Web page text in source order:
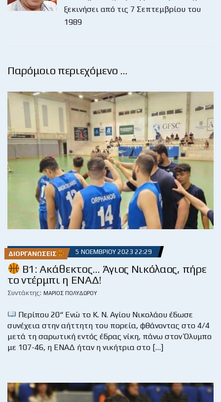
ξεκινήσει από τις 7 Σεπτεμβρίου του
1989
Παρόμοιο περιεχόμενο …
ΔΙΟΡΓΑΝΏΣΕΙΣ 5 ΝΟΕΜΒΡΊΟΥ 2023 22:29
B1: Ακάθεκτος… Άγιος Νικόλαος, πήρε
το ντέρμπι η ΕΝΑΔ!
Συντάκτης: ΜΆΡΙΟΣ ΠΟΛΥΔΏΡΟΥ
Περίπου 20“ Ενώ το Κ. Ν. Αγίου Νικολάου έδωσε
συνέχεια στην αήττητη του πορεία, φθάνοντας στο 4/4
μετά τη σαρωτική εντός έδρας νίκη, πάνω στον Όλυμπο
με 107-46, η ΕΝΑΔ ήταν η νικήτρια στο […]